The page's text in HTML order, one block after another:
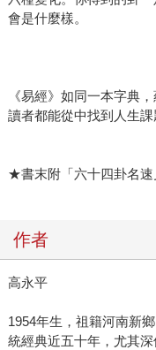
會是什麼樣。
《易經》如同一本字典
讀者都能從中找到人生課
★書末附「六十四卦名速
作者
高永平
1954年生，祖籍河南新
統經典近五十年，尤其